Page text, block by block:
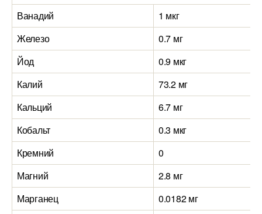
Ванадий
1 мкг
Железо
0.7 мг
Йод
0.9 мкг
Калий
73.2 мг
Кальций
6.7 мг
Кобальт
0.3 мкг
Кремний
0
Магний
2.8 мг
Марганец
0.0182 мг